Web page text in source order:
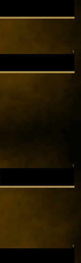
↑
↑
↑